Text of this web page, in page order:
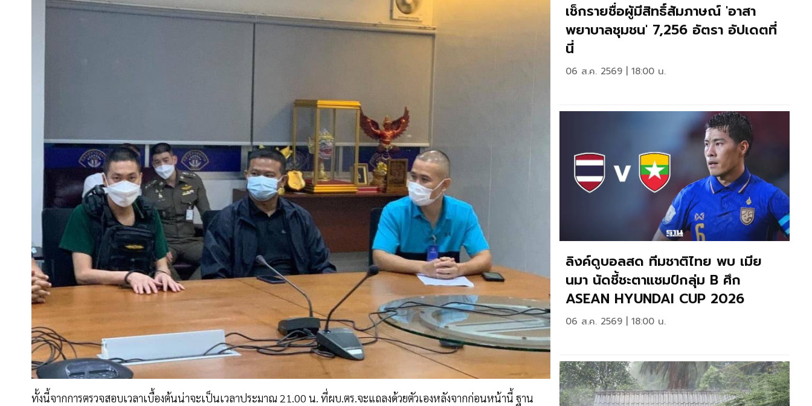
ทั้งนี้จากการตรวจสอบเวลาเบื้องต้นน่าจะเป็นเวลาประมาณ 21.00 น. ที่ผบ.ตร.จะแถลงด้วยตัวเองหลังจากก่อนหน้านี้ ฐาน
เช็กรายชื่อผู้มีสิทธิ์สัมภาษณ์ 'อาสา
พยาบาลชุมชน' 7,256 อัตรา อัปเดตที่
นี่
06 ส.ค. 2569 | 18:00 น.
ลิงค์ดูบอลสด ทีมชาติไทย พบ เมีย
นมา นัดชี้ชะตาแชมป์กลุ่ม B ศึก
ASEAN HYUNDAI CUP 2026
06 ส.ค. 2569 | 18:00 น.